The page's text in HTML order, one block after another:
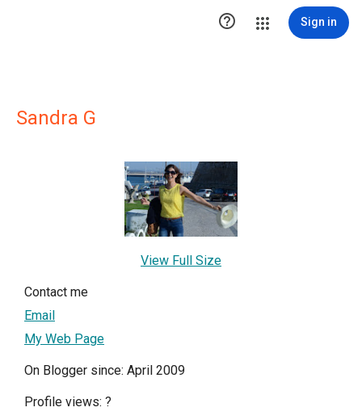
 Sign in
Sandra G
View Full Size
Contact me
Email
My Web Page
On Blogger since: April 2009
Profile views: ?